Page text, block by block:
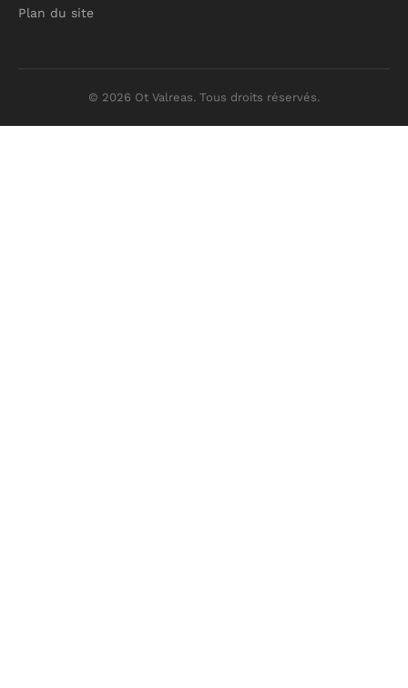
Plan du site
© 2026 Ot Valreas. Tous droits réservés.